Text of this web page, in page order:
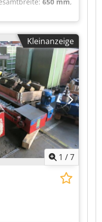
Ihnen hier einen
May – Fran GMBH
der Skizze im
Cedpfx Amoyvfi
unser Lager
getestet werden.
Gerne
Paketpreis.
Kleinanzeige
1 /7